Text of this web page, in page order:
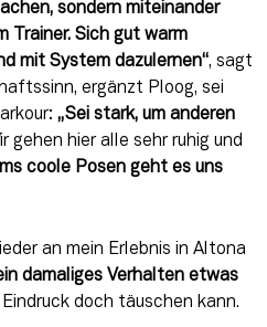
sondern miteinander
Trainer. Sich gut warm
mit System dazulernen“, sagt
ergänzt Ploog, sei
„Sei stark, um anderen
gehen hier alle sehr ruhig und
coole Posen geht es uns
an mein Erlebnis in Altona
damaliges Verhalten etwas
doch täuschen kann.